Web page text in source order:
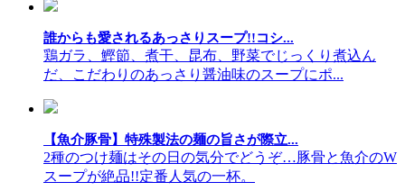
誰からも愛されるあっさりスープ!!コシ...
鶏ガラ、鰹節、煮干、昆布、野菜でじっくり煮込ん
だ、こだわりのあっさり醤油味のスープにポ...
【魚介豚骨】特殊製法の麺の旨さが際立...
2種のつけ麺はその日の気分でどうぞ…豚骨と魚介のW
スープが絶品!!定番人気の一杯。